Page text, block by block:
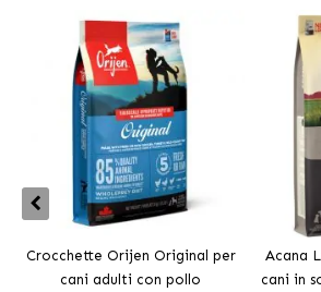
Crocchette Orijen Original per
cani adulti con pollo
Acana
cani in